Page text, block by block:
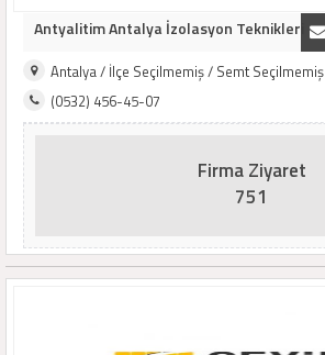
Antyalitim Antalya İzolasyon Teknikleri
Antalya / İlçe Seçilmemiş / Semt Seçilmemiş
(0532) 456-45-07
Firma Ziyaret
751